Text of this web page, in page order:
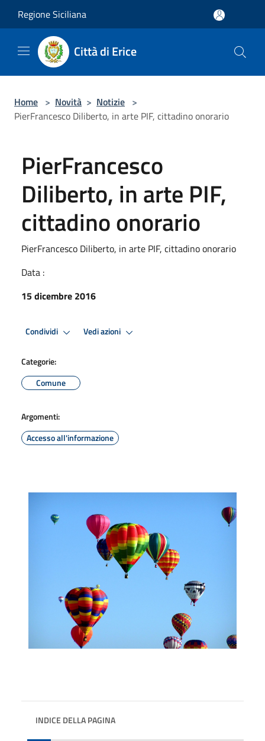
Regione Siciliana
Città di Erice
Home > Novità > Notizie >
PierFrancesco Diliberto, in arte PIF, cittadino onorario
PierFrancesco
Diliberto, in arte PIF,
cittadino onorario
PierFrancesco Diliberto, in arte PIF, cittadino onorario
Data :
15 dicembre 2016
Condividi Vedi azioni
Categorie:
Comune
Argomenti:
Accesso all'informazione
INDICE DELLA PAGINA